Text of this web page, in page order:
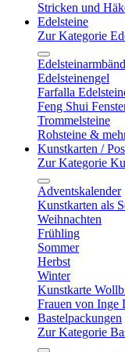
Stricken und
Edelsteine
Zur Kategorie
Edelsteinengel
Farfalla
Feng Shui
Trommelsteine
Rohsteine &
Kunstkarten /
Zur Kategorie
Adventskalender
Kunstkarten als
Weihnachten
Frühling
Sommer
Herbst
Winter
Kunstkarte
Frauen von Inge
Bastelpackungen
Zur Kategorie